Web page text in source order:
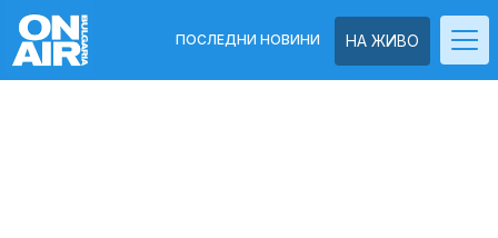
НА ЖИВО
ПОСЛЕДНИ НОВИНИ